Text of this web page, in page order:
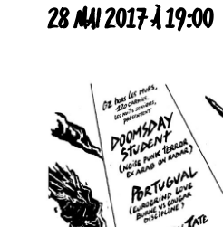
28 MAI 2017 À 19:00